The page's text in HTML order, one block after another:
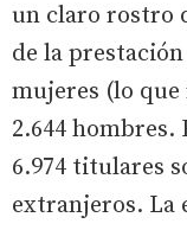
un claro rostro
de la
mujeres (lo que
2.644 hombres.
6.974 titulares
extranjeros. La